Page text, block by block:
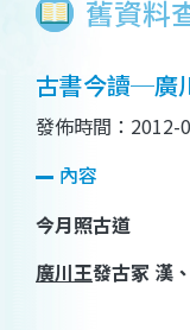
舊資料
古書今讀─廣
發佈時間：2012-
內容
今月照古道
廣川王發古冢 漢